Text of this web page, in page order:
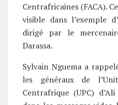
Centrafricaines (FACA).
visible dans l’exemple
dirigé par le
Darassa.
Sylvain Nguema a
les généraux de
Centrafrique (UPC)